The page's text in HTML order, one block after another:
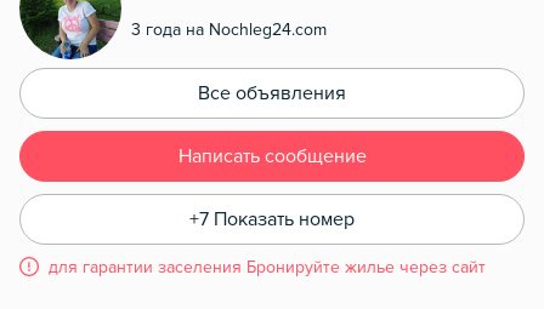
3 года на Nochleg24.com
Все объявления
Написать сообщение
+7 Показать номер
для гарантии заселения Бронируйте жилье через сайт